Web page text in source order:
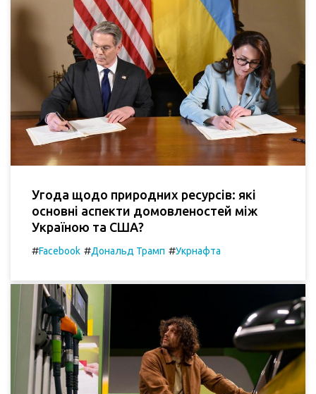
Угода щодо природних ресурсів: які
основні аспекти домовленостей між
Україною та США?
#Facebook #Дональд Трамп #Укрнафта